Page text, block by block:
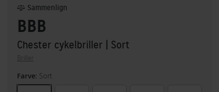
BBB
Chester cykelbriller | Sort
Briller
Sammenlign
Farve: Sort